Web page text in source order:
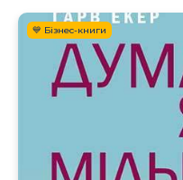
💙 Бізнес-книги